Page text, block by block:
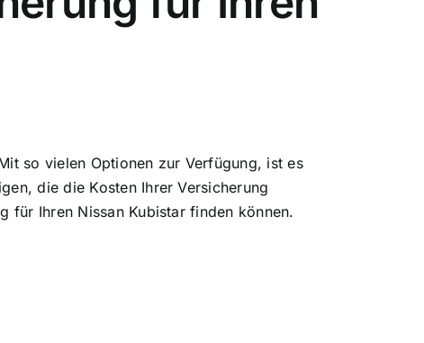
so vielen Optionen zur Verfügung, ist es
die die Kosten Ihrer Versicherung
für Ihren Nissan Kubistar finden können.